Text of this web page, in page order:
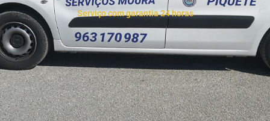
Serviço com garantia 24 horas